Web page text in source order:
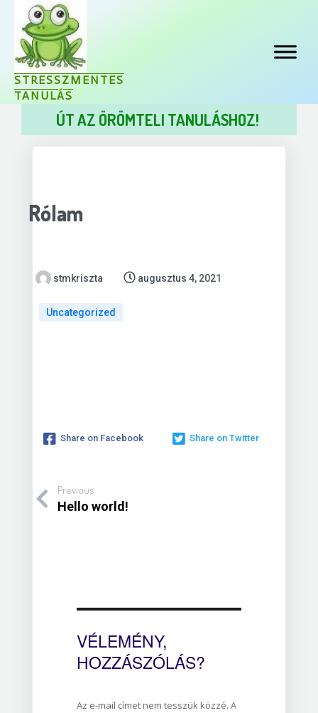
STRESSZMENTES
TANULÁS
ÚT AZ ÖRÖMTELI TANULÁSHOZ!
Rólam
stmkriszta augusztus 4, 2021
Uncategorized
Share on Facebook Share on Twitter
Previous
Hello world!
VÉLEMÉNY,
HOZZÁSZÓLÁS?
Az e-mail címet nem tesszük közzé. A